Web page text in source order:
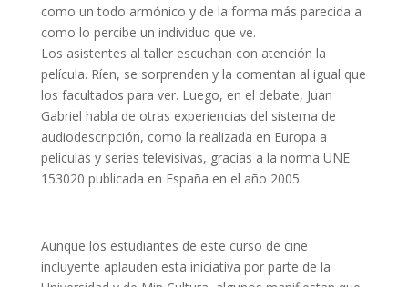
como un todo armónico y de la forma más parecida a
como lo percibe un individuo que ve.
Los asistentes al taller escuchan con atención la
película. Ríen, se sorprenden y la comentan al igual que
los facultados para ver. Luego, en el debate, Juan
Gabriel habla de otras experiencias del sistema de
audiodescripción, como la realizada en Europa a
películas y series televisivas, gracias a la norma UNE
153020 publicada en España en el año 2005.
Aunque los estudiantes de este curso de cine
incluyente aplauden esta iniciativa por parte de la